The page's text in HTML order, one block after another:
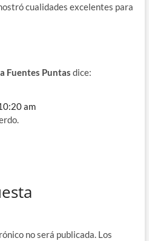
cualidades excelentes para
Fuentes Puntas dice:
am
no será publicada. Los